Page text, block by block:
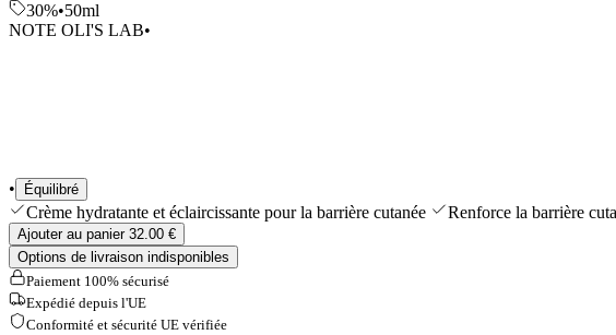
30%•50ml
NOTE OLI'S LAB•
• Équilibré
Crème hydratante et éclaircissante pour la barrière cutanée Renforce la barrière
Ajouter au panier 32.00 €
Options de livraison indisponibles
Paiement 100% sécurisé
Expédié depuis l'UE
Conformité et sécurité UE vérifiée